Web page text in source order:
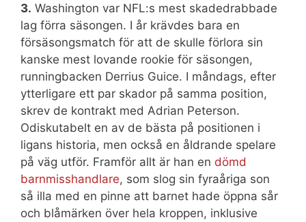
3. Washington var NFL:s mest skadedrabbade
lag förra säsongen. I år krävdes bara en
försäsongsmatch för att de skulle förlora sin
kanske mest lovande rookie för säsongen,
runningbacken Derrius Guice. I måndags, efter
ytterligare ett par skador på samma position,
skrev de kontrakt med Adrian Peterson.
Odiskutabelt en av de bästa på positionen i
ligans historia, men också en åldrande spelare
på väg utför. Framför allt är han en dömd
barnmisshandlare, som slog sin fyraåriga son
så illa med en pinne att barnet hade öppna sår
och blåmärken över hela kroppen, inklusive